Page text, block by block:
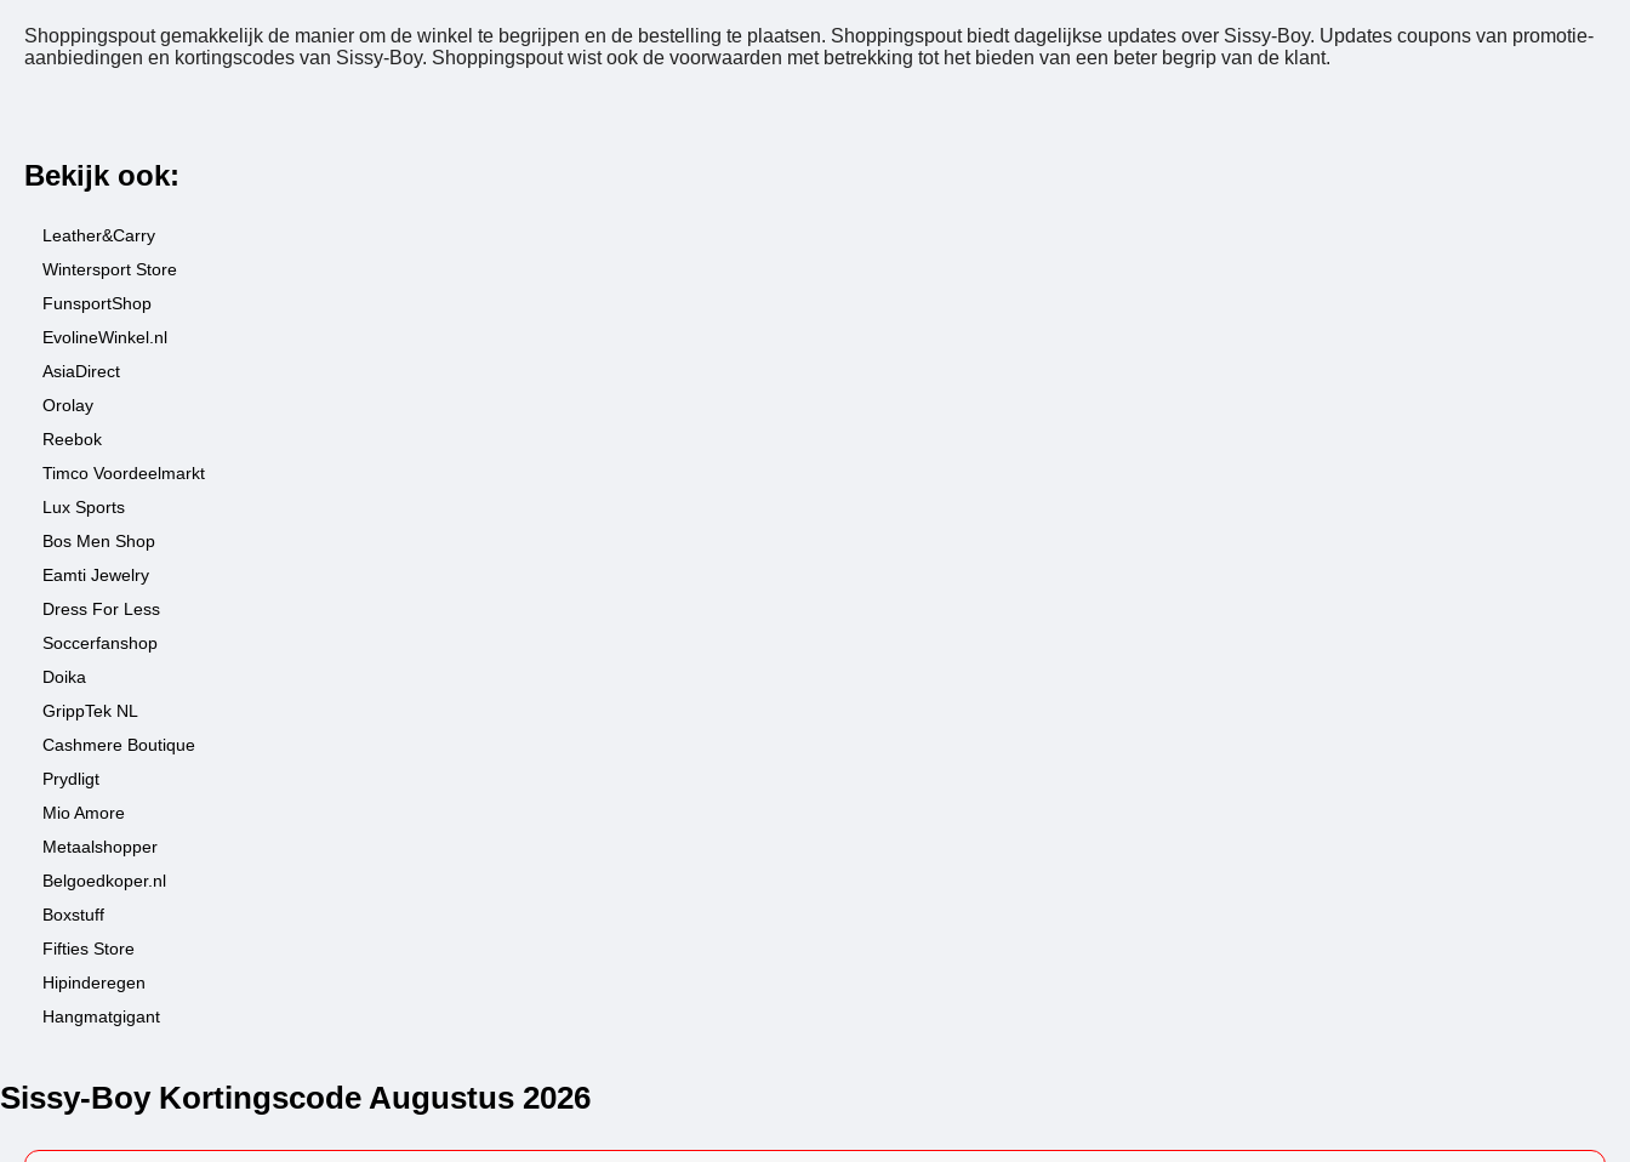
Shoppingspout gemakkelijk de manier om de winkel te begrijpen en de bestelling te plaatsen. Shoppingspout biedt dagelijkse updates over Sissy-Boy. Updates coupons van promotie-
aanbiedingen en kortingscodes van Sissy-Boy. Shoppingspout wist ook de voorwaarden met betrekking tot het bieden van een beter begrip van de klant.
Bekijk ook:
Leather&Carry
Wintersport Store
FunsportShop
EvolineWinkel.nl
AsiaDirect
Orolay
Reebok
Timco Voordeelmarkt
Lux Sports
Bos Men Shop
Eamti Jewelry
Dress For Less
Soccerfanshop
Doika
GrippTek NL
Cashmere Boutique
Prydligt
Mio Amore
Metaalshopper
Belgoedkoper.nl
Boxstuff
Fifties Store
Hipinderegen
Hangmatgigant
Sissy-Boy Kortingscode Augustus 2026